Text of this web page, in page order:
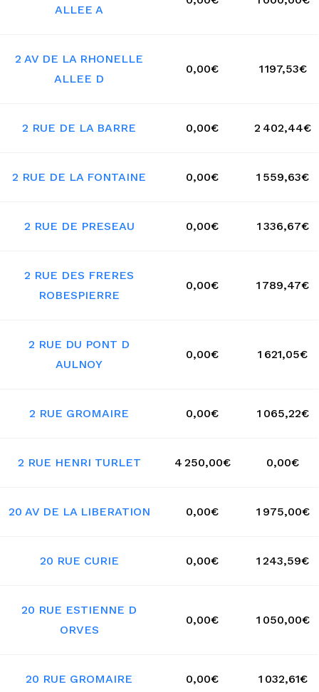
ALLEE A
2 AV DE LA RHONELLE
ALLEE D
0,00€ 1 197,53€
2 RUE DE LA BARRE 0,00€ 2 402,44€
2 RUE DE LA FONTAINE 0,00€ 1 559,63€
2 RUE DE PRESEAU 0,00€ 1 336,67€
2 RUE DES FRERES
ROBESPIERRE
0,00€ 1 789,47€
2 RUE DU PONT D
AULNOY
0,00€ 1 621,05€
2 RUE GROMAIRE 0,00€ 1 065,22€
2 RUE HENRI TURLET 4 250,00€ 0,00€
20 AV DE LA LIBERATION 0,00€ 1 975,00€
20 RUE CURIE 0,00€ 1 243,59€
20 RUE ESTIENNE D
ORVES
0,00€ 1 050,00€
20 RUE GROMAIRE 0,00€ 1 032,61€